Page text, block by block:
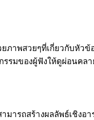
ภาพสวยๆที่เกี่ยวกับหัว
รมของผู้ฟังให้ดูผ่อนคล
มารถสร้างผลลัพธ์เชิง